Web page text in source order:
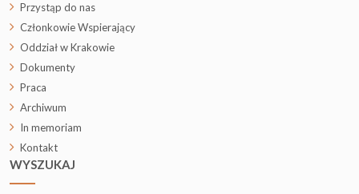
Przystąp do nas
Członkowie Wspierający
Oddział w Krakowie
Dokumenty
Praca
Archiwum
In memoriam
Kontakt
WYSZUKAJ